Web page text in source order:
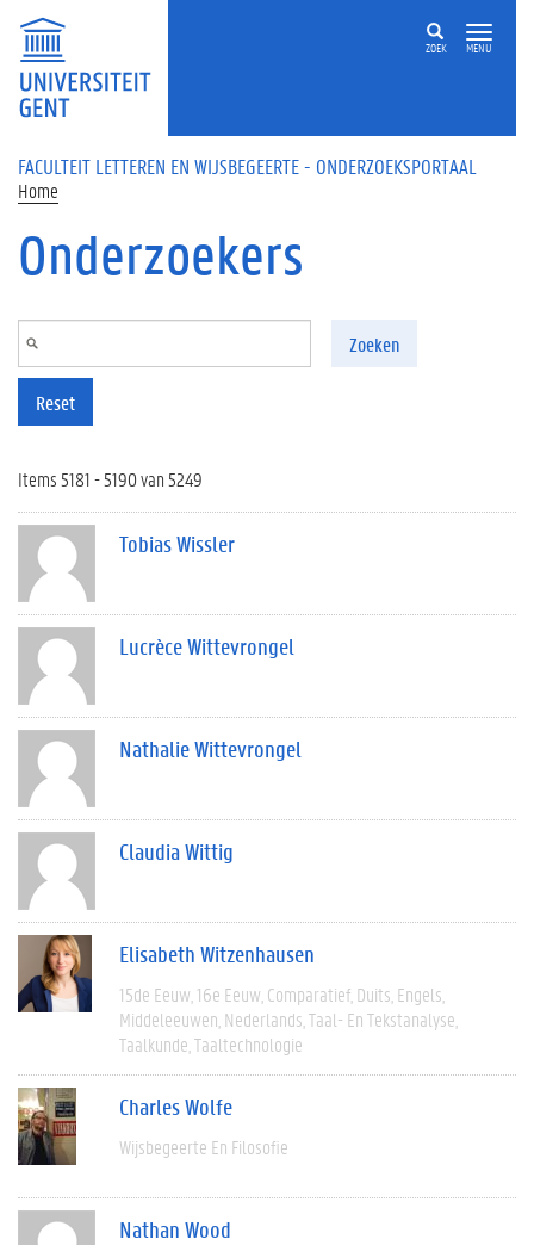
Overslaan en naar de inhoud gaan
ZOEK MENU
FACULTEIT LETTEREN EN WIJSBEGEERTE - ONDERZOEKSPORTAAL
Home
Onderzoekers
Zoeken
Reset
Items 5181 - 5190 van 5249
Tobias Wissler
Lucrèce Wittevrongel
Nathalie Wittevrongel
Claudia Wittig
Elisabeth Witzenhausen
15de Eeuw 16e Eeuw Comparatief Duits Engels
Middeleeuwen Nederlands Taal- En Tekstanalyse
Taalkunde Taaltechnologie
Charles Wolfe
Wijsbegeerte En Filosofie
Nathan Wood